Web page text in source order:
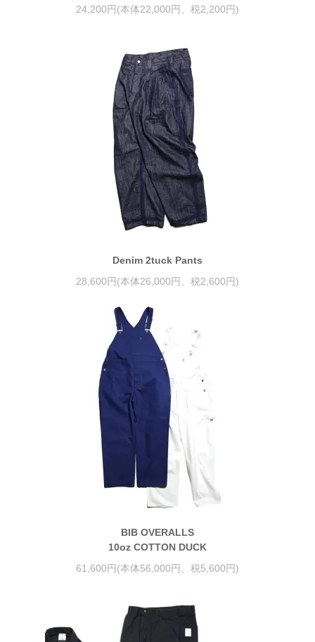
24,200円(本体22,000円、税2,200円)
Denim 2tuck Pants
28,600円(本体26,000円、税2,600円)
BIB OVERALLS
10oz COTTON DUCK
61,600円(本体56,000円、税5,600円)